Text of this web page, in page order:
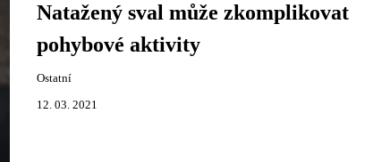
Natažený sval může zkomplikovat
pohybové aktivity
Ostatní
12. 03. 2021